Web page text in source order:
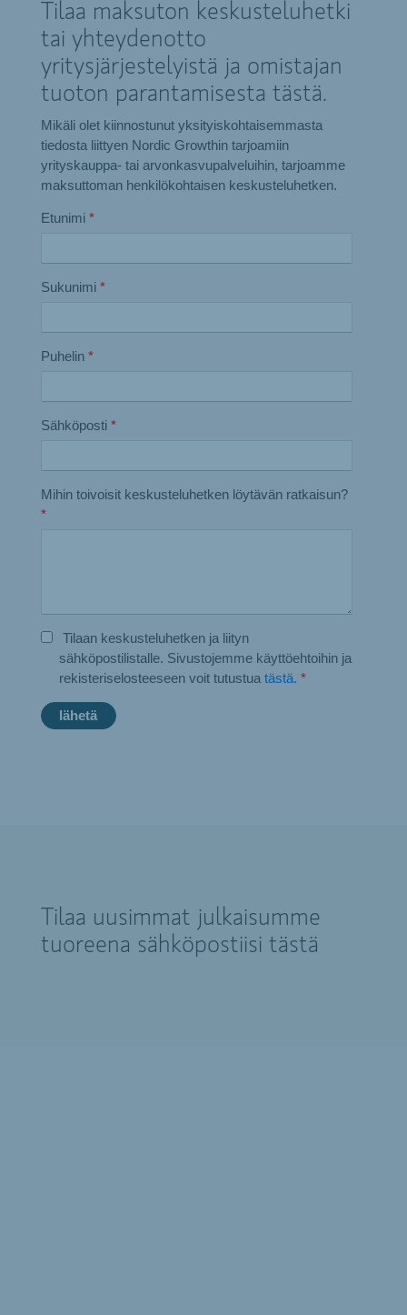
Tilaa maksuton keskusteluhetki
tai yhteydenotto
yritysjärjestelyistä ja omistajan
tuoton parantamisesta tästä.
Mikäli olet kiinnostunut yksityiskohtaisemmasta
tiedosta liittyen Nordic Growthin tarjoamiin
yrityskauppa- tai arvonkasvupalveluihin, tarjoamme
maksuttoman henkilökohtaisen keskusteluhetken.
Etunimi *
Sukunimi *
Puhelin *
Sähköposti *
Mihin toivoisit keskusteluhetken löytävän ratkaisun?
*
Tilaan keskusteluhetken ja liityn
sähköpostilistalle. Sivustojemme käyttöehtoihin ja
rekisteriselosteeseen voit tutustua tästä. *
Tilaa uusimmat julkaisumme
tuoreena sähköpostiisi tästä